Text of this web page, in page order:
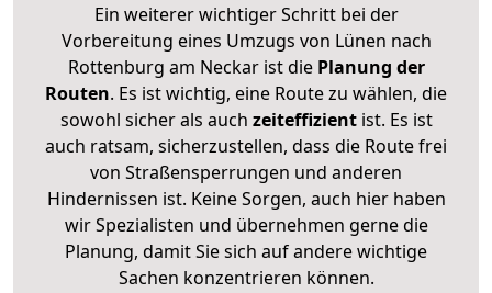
Ein weiterer wichtiger Schritt bei der
Vorbereitung eines Umzugs von Lünen nach
Rottenburg am Neckar ist diePlanung der
Routen. Es ist wichtig, eine Route zu wählen, die
sowohl sicher als auch zeiteffizientist. Es ist
auch ratsam, sicherzustellen, dass die Route frei
von Straßensperrungen und anderen
Hindernissen ist. Keine Sorgen, auch hier haben
wir Spezialisten und übernehmen gerne die
Planung, damit Sie sich auf andere wichtige
Sachen konzentrieren können.